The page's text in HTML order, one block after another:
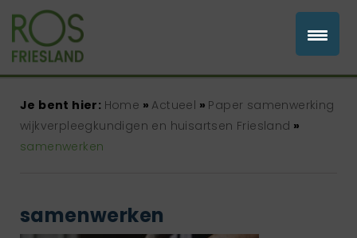
Je bent hier: Home » Actueel » Paper samenwerking
wijkverpleegkundigen en huisartsen Friesland »
samenwerken
samenwerken